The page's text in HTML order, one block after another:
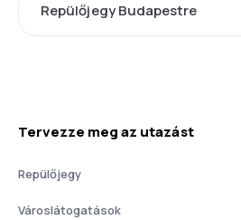
Repülőjegy Budapestre
Tervezze meg az utazást
Repülőjegy
Városlátogatások